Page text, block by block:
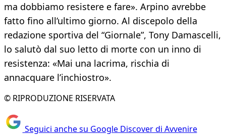
ma dobbiamo resistere e fare». Arpino avrebbe
fatto fino all’ultimo giorno. Al discepolo della
redazione sportiva del “Giornale”, Tony Damascelli,
lo salutò dal suo letto di morte con un inno di
resistenza: «Mai una lacrima, rischia di
annacquare l’inchiostro».
© RIPRODUZIONE RISERVATA
Seguici anche su Google Discover di Avvenire